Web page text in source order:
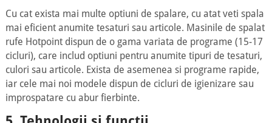
Cu cat exista mai multe optiuni de spalare, cu atat veti spala
mai eficient anumite tesaturi sau articole. Masinile de spalat
rufe Hotpoint dispun de o gama variata de programe (15-17
cicluri), care includ optiuni pentru anumite tipuri de tesaturi,
culori sau articole. Exista de asemenea si programe rapide,
iar cele mai noi modele dispun de cicluri de igienizare sau
improspatare cu abur fierbinte.